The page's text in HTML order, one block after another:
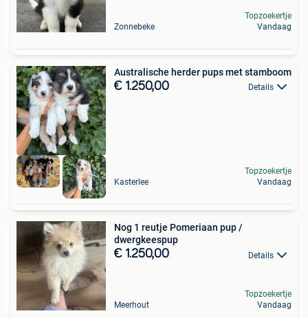
Zonnebeke
Topzoekertje
Vandaag
Australische herder pups met stamboom
€ 1.250,00 Details
Kasterlee
Topzoekertje
Vandaag
Nog 1 reutje Pomeriaan pup /
dwergkeespup
€ 1.250,00 Details
Meerhout
Topzoekertje
Vandaag